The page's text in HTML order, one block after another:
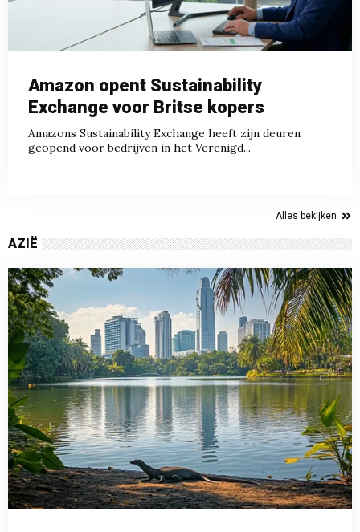
Amazon opent Sustainability
Exchange voor Britse kopers
Amazons Sustainability Exchange heeft zijn deuren
geopend voor bedrijven in het Verenigd...
Alles bekijken
AZIË